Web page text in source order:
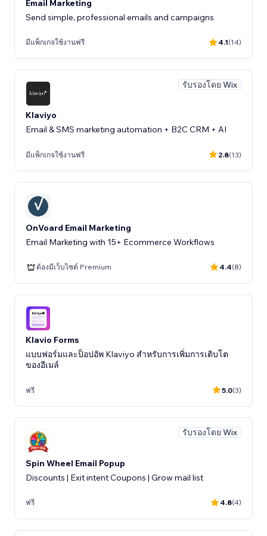
Email Marketing
Send simple, professional emails and campaigns
มีแพ็กเกจใช้งานฟรี 4.1(14)
รับรองโดย Wix
Klaviyo
Email & SMS marketing automation + B2C CRM + AI
มีแพ็กเกจใช้งานฟรี 2.8(13)
OnVoard Email Marketing
Email Marketing with 15+ Ecommerce Workflows
ต้องมีเว็บไซต์ Premium 4.4(8)
Klavio Forms
แบบฟอร์มและป็อปอัพ Klaviyo สำหรับการเพิ่มการเติบโต
ของอีเมล์
ฟรี 5.0(3)
รับรองโดย Wix
Spin Wheel Email Popup
Discounts | Exit intent Coupons | Grow mail list
ฟรี 4.8(4)